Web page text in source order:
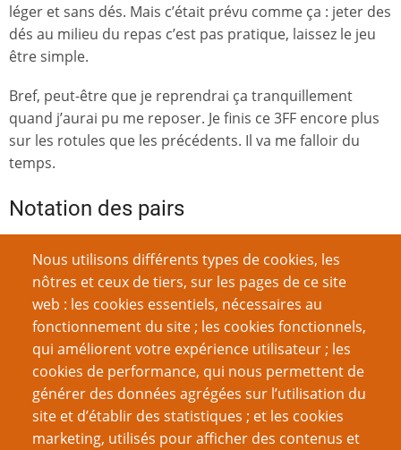
léger et sans dés. Mais c’était prévu comme ça : jeter des
dés au milieu du repas c’est pas pratique, laissez le jeu
être simple.
Bref, peut-être que je reprendrai ça tranquillement
quand j’aurai pu me reposer. Je finis ce 3FF encore plus
sur les rotules que les précédents. Il va me falloir du
temps.
Notation des pairs
recommanderais-tu ?
En vrai, chacun de ces jeux est intéressant. Dans le
cadre de l’exercice, j’ai été critique sur ces jeux. Mais
quand on regarde, ils ont chacun des trucs importants à
montrer, et sympa à voir. Et je pense ce que j’ai dit sur le
discord : qu’ils avaient un réel potentiel. Je n’aurai pas dit
ça de tous les jeux du 3FF que j’ai eu entre les mains.
Nous utilisons différents types de cookies, les
nôtres et ceux de tiers, sur les pages de ce site
web : les cookies essentiels, nécessaires au
fonctionnement du site ; les cookies fonctionnels,
qui améliorent votre expérience utilisateur ; les
cookies de performance, qui nous permettent de
générer des données agrégées sur l’utilisation du
site et d’établir des statistiques ; et les cookies
marketing, utilisés pour afficher des contenus et